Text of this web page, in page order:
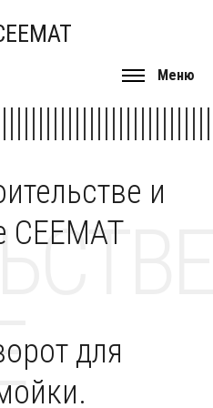
Меню
и
CEEMAT
для